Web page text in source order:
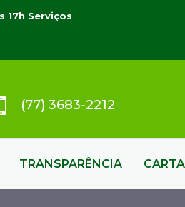
17h Serviços
(77) 3683-2212
TRANSPARÊNCIA